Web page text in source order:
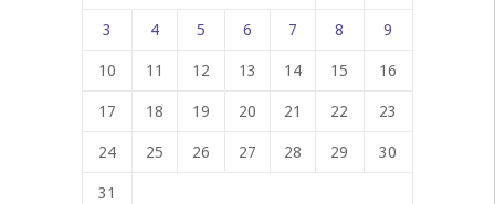
3 4 5 6 7 8 9
10 11 12 13 14 15 16
17 18 19 20 21 22 23
24 25 26 27 28 29 30
31